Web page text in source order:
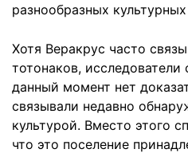
разнообразных
Хотя Веракрус часто
тотонаков,
данный момент нет
связывали недавно
культурой. Вместо этого
что это поселение